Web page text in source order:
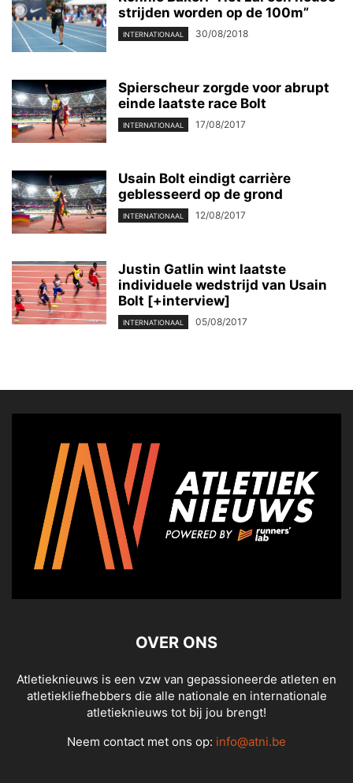
strijden worden op de 100m”
INTERNATIONAAL 30/08/2018
Spierscheur zorgde voor abrupt
einde laatste race Bolt
INTERNATIONAAL 17/08/2017
Usain Bolt eindigt carrière
geblesseerd op de grond
INTERNATIONAAL 12/08/2017
Justin Gatlin wint laatste
individuele wedstrijd van Usain
Bolt [+interview]
INTERNATIONAAL 05/08/2017
OVER ONS
Atletieknieuws is een vzw van gepassioneerde atleten en
atletiekliefhebbers die alle nationale en internationale
atletieknieuws tot bij jou brengt!
Neem contact met ons op: info@atni.be